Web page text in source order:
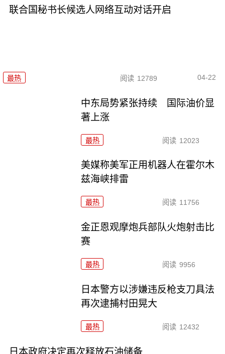
联合国秘书长候选人网络互动对话开启
最热 阅读 12789 04-22
中东局势紧张持续 国际油价显
著上涨
最热 阅读 12023
美媒称美军正用机器人在霍尔木
兹海峡排雷
最热 阅读 11756
金正恩观摩炮兵部队火炮射击比
赛
最热 阅读 9956
日本警方以涉嫌违反枪支刀具法
再次逮捕村田晃大
最热 阅读 12432
日本政府决定再次释放石油储备